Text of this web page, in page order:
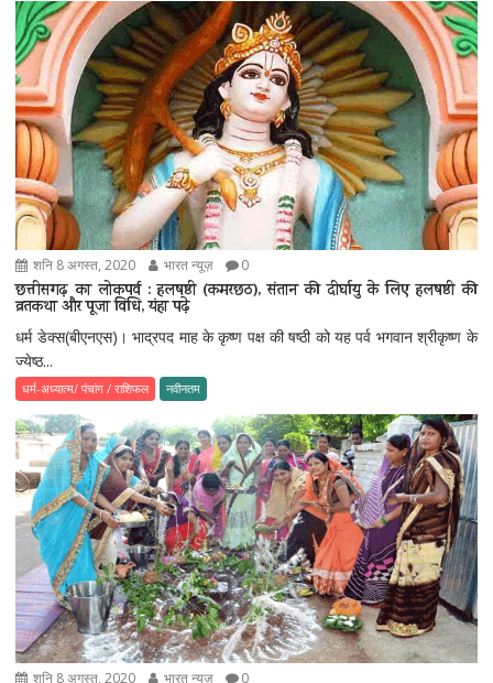
शनि 8 अगस्त, 2020 भारत न्यूज़ 0
छत्तीसगढ़ का लोकपर्व : हलषष्ठी (कमरछठ), संतान की दीर्घायु के लिए हलषष्ठी की
व्रतकथा और पूजा विधि, यंहा पढ़े
धर्म डेक्स(बीएनएस)। भाद्रपद माह के कृष्ण पक्ष की षष्ठी को यह पर्व भगवान श्रीकृष्ण के
ज्येष्ठ...
धर्म-अध्यात्म/ पंचांग / राशिफल नवीनतम
शनि 8 अगस्त, 2020 भारत न्यूज़ 0